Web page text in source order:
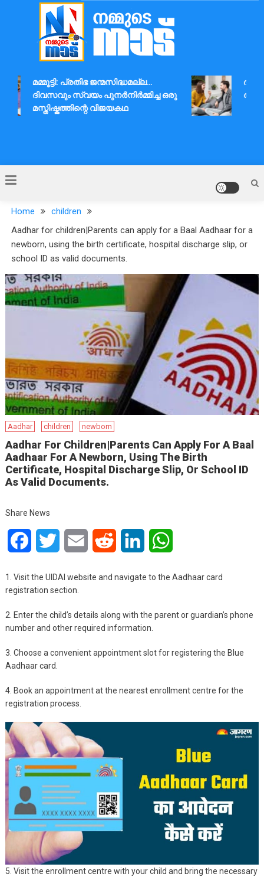
Nammude Naadu
മമ്മൂട്ടി: പ്രതിഭ ജന്മസിദ്ധമല്ല…
ദിവസവും സ്വയം പുനർനിർമ്മിച്ച ഒരു
മസ്തിഷ്കത്തിന്റെ വിജയകഥ
Home
children
Aadhar for children|Parents can apply for a Baal Aadhaar for a
newborn, using the birth certificate, hospital discharge slip, or
school ID as valid documents.
Aadhar children newborn
Aadhar For Children|Parents Can Apply For A Baal
Aadhaar For A Newborn, Using The Birth
Certificate, Hospital Discharge Slip, Or School ID
As Valid Documents.
Share News
FacebookTwitter Email Reddit LinkedIn
1. Visit the UIDAI website and navigate to the Aadhaar card
registration section.
2. Enter the child’s details along with the parent or guardian’s phone
number and other required information.
3. Choose a convenient appointment slot for registering the Blue
Aadhaar card.
4. Book an appointment at the nearest enrollment centre for the
registration process.
5. Visit the enrollment centre with your child and bring the necessary